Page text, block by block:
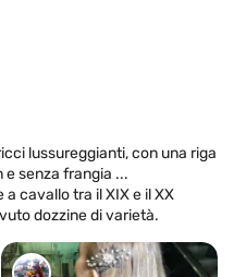
lussureggianti, con una riga
senza frangia ...
cavallo tra il XIX e il XX
dozzine di varietà.